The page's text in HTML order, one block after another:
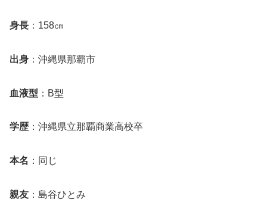
身長 ：158㎝
出身 ：沖縄県那覇市
血液型 ：B型
学歴 ：沖縄県立那覇商業高校卒
本名 ：同じ
親友 ：島谷ひとみ